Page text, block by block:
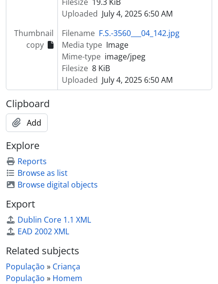
Uploaded July 4, 2025 6:50 AM
Thumbnail
copy
Filename F.S.-3560___04_142.jpg
Media type Image
Mime-type image/jpeg
Filesize 8 KiB
Uploaded July 4, 2025 6:50 AM
Clipboard
Add
Explore
Reports
Browse as list
Browse digital objects
Export
Dublin Core 1.1 XML
EAD 2002 XML
Related subjects
População » Criança
População » Homem